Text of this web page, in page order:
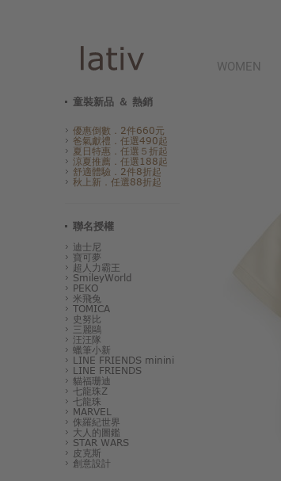
WOMEN
童裝新品 ＆ 熱銷
優惠倒數．2件660元
爸氣獻禮．任選490起
夏日特惠．任選５折起
涼夏推薦．任選188起
舒適體驗．2件8折起
秋上新．任選88折起
聯名授權
迪士尼
寶可夢
超人力霸王
SmileyWorld
PEKO
米飛兔
TOMICA
史努比
三麗鷗
汪汪隊
蠟筆小新
LINE FRIENDS minini
LINE FRIENDS
貓福珊迪
七龍珠Z
七龍珠
MARVEL
侏羅紀世界
大人的圖鑑
STAR WARS
皮克斯
創意設計